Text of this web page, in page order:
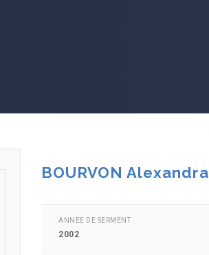
BOURVON Alexandra
ANNEE DE SERMENT
2002